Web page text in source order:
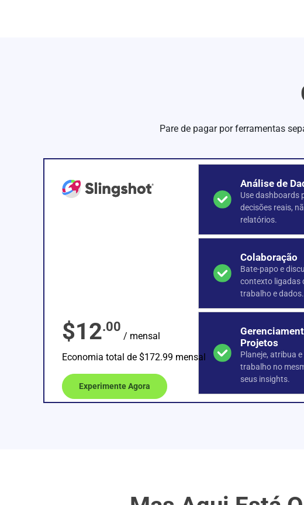
Pare de pagar por ferramentas
$12.00
/ mensal
Economia total de $172.99 mensal
Experimente Agora
Análise de
Use dashboards
decisões reais,
relatórios.
Colaboração
Bate-papo e
contexto ligadas
trabalho e dados.
Projetos
Planeje, atribua
trabalho no
seus insights.